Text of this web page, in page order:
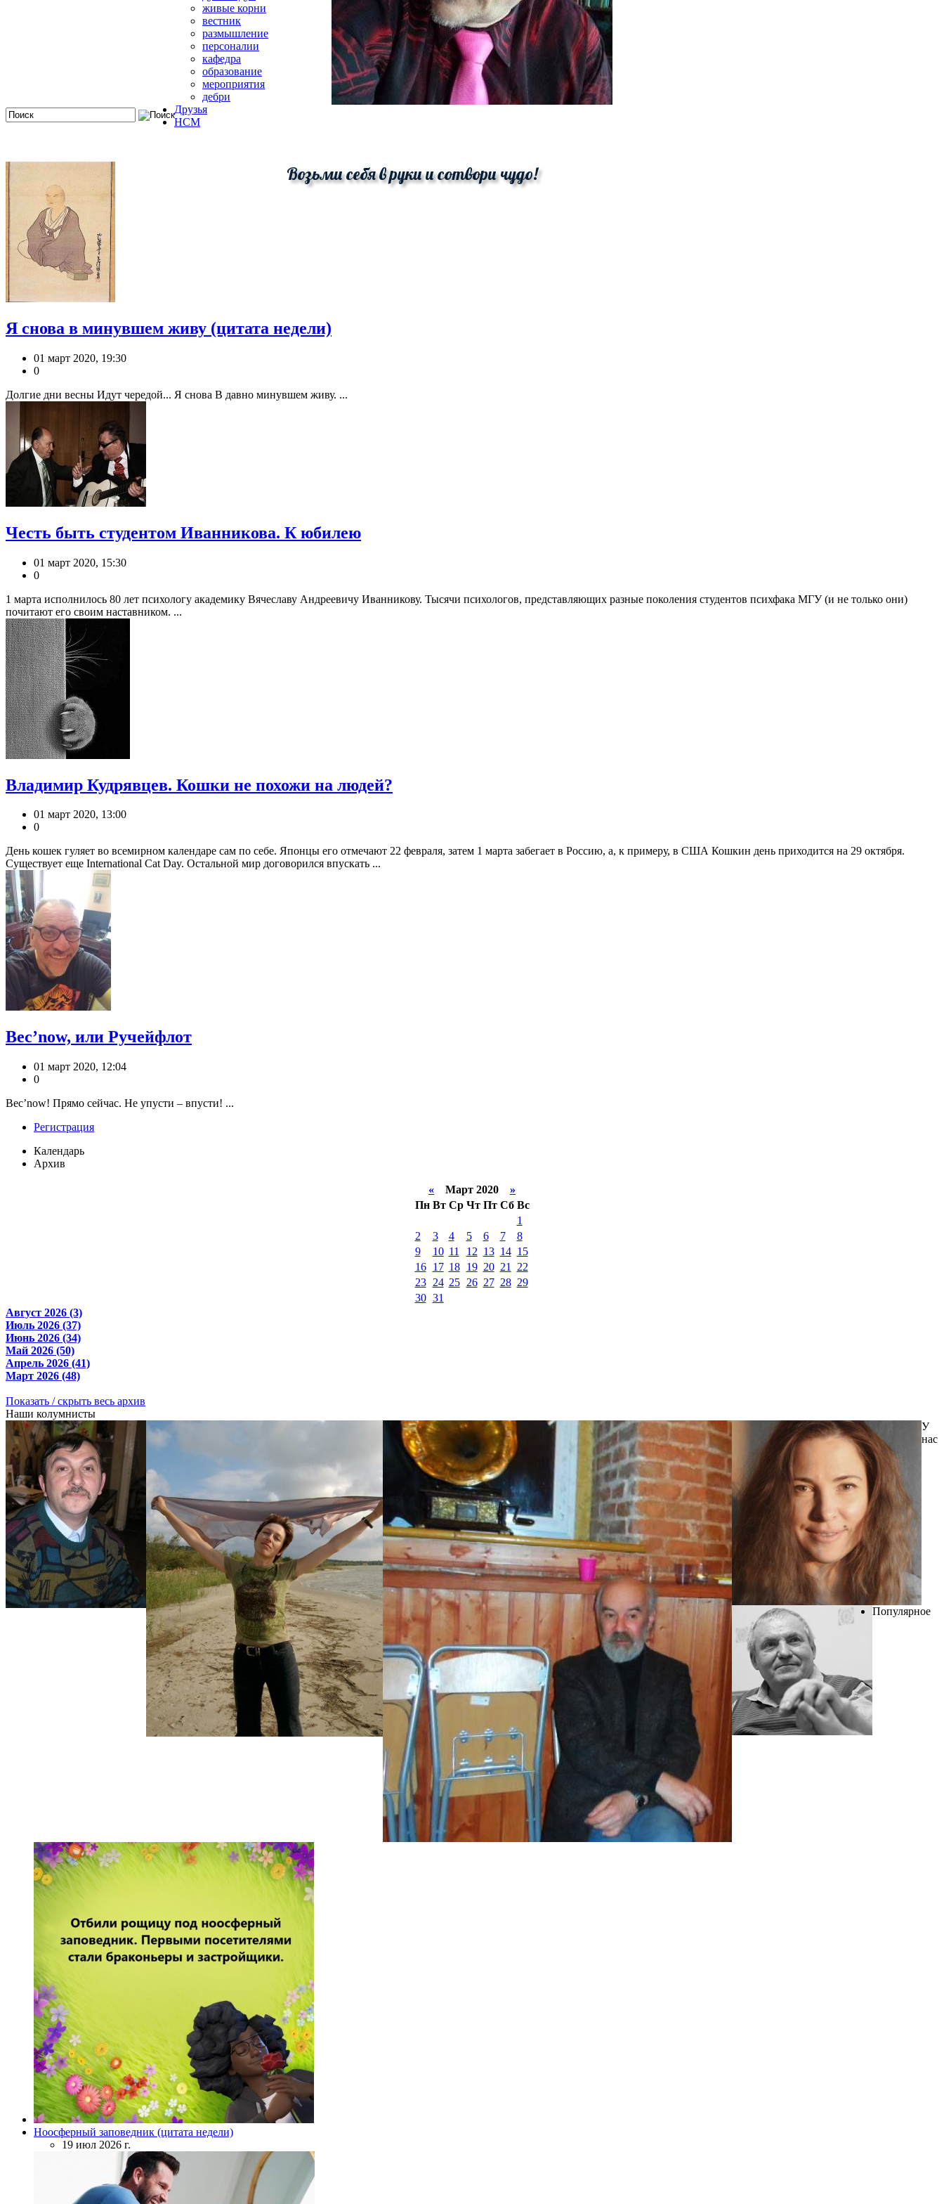
Возьми себя в руки и сотвори чудо!
живые корни
вестник
размышление
персоналии
кафедра
образование
мероприятия
дебри
Друзья
HCM
Я снова в минувшем живу (цитата недели)
01 март 2020, 19:30
0
Долгие дни весны Идут чередой... Я снова В давно минувшем живу. ...
Честь быть студентом Иванникова. К юбилею
01 март 2020, 15:30
0
1 марта исполнилось 80 лет психологу академику Вячеславу Андреевичу Иванникову. Тысячи психологов, представляющих разные поколения студентов психфака МГУ (и не только они)
почитают его своим наставником. ...
Владимир Кудрявцев. Кошки не похожи на людей?
01 март 2020, 13:00
0
День кошек гуляет во всемирном календаре сам по себе. Японцы его отмечают 22 февраля, затем 1 марта забегает в Россию, а, к примеру, в США Кошкин день приходится на 29 октября.
Существует еще International Cat Day. Остальной мир договорился впускать ...
Вес’now, или Ручейфлот
01 март 2020, 12:04
0
Вес’now! Прямо сейчас. Не упусти – впусти! ...
Регистрация
Календарь
Архив
« Март 2020 »
Пн Вт Ср Чт Пт Сб Вс
1
2
3 4 5 6 7
8
9
10 11 12 13 14 15
16
17 18 19 20 21
22
23
24 25 26 27 28 29
30 31
Август 2026 (3)
Июль 2026 (37)
Июнь 2026 (34)
Май 2026 (50)
Апрель 2026 (41)
Март 2026 (48)
Показать / скрыть весь архив
Наши колумнисты
У
нас
Популярное
Ноосферный заповедник (цитата недели)
19 июл 2026 г.